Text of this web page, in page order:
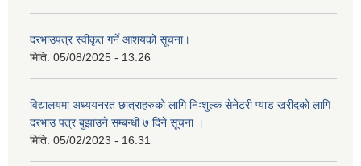
दरभाउपत्र स्वीकृत गर्ने आशयको सूचना।
मिति: 05/08/2025 - 13:26
विद्यालयमा अध्ययनरत छात्राहरुको लागि निःशुल्क सेनेटरी प्याड खरीदको लागि
दरभाउ पत्र बुझाउने सम्बन्धी ७ दिने सूचना ।
मिति: 05/02/2023 - 16:31